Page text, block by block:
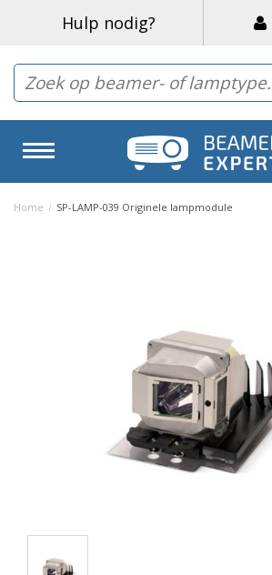
Hulp nodig?
Home / SP-LAMP-039 Originele lampmodule